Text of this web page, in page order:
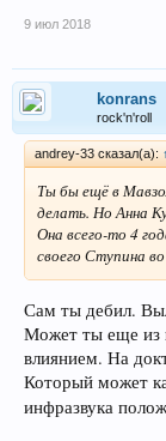
9 июл 2018
konrans
rock'n'roll
andrey-33 сказал(а): ↑
Ты бы ещё в
делать. Но Анна
Она всего-то 4
своего Ступина
Сам ты дебил.
Может ты еще из
влиянием. На
Который может
инфразвука